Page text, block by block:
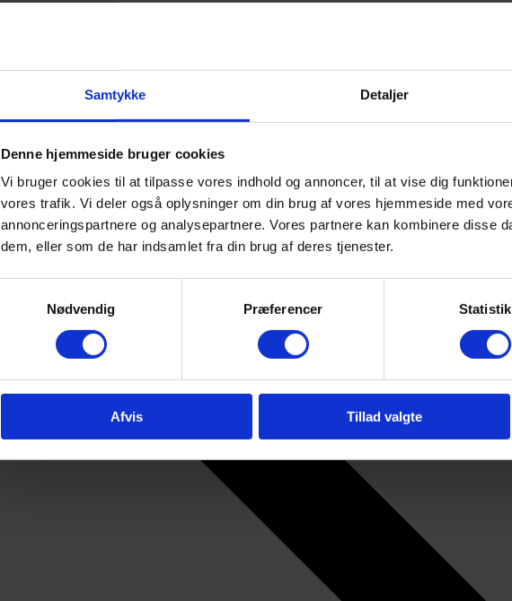
Samtykke Detaljer
Denne hjemmeside bruger cookies
Vi bruger cookies til at tilpasse vores indhold og annoncer, til at vise dig
vores trafik. Vi deler også oplysninger om din brug af vores hjemmeside med
annonceringspartnere og analysepartnere. Vores partnere kan kombinere disse
dem, eller som de har indsamlet fra din brug af deres tjenester.
Nødvendig
Præferencer Statistik
Afvis Tillad valgte